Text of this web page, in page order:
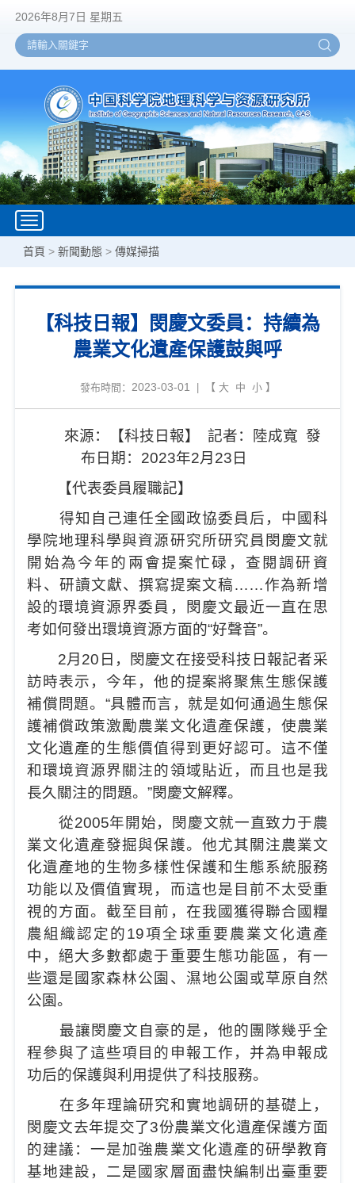
2026年8月7日 星期五
Toggle
navigation
首頁 >新聞動態 >傳媒掃描
【科技日報】閔慶文委員：持續為
農業文化遺產保護鼓與呼
發布時間： 2023-03-01 | 【 大 中 小】
來源： 【科技日報】 記者： 陸成寬 發
布日期： 2023年2月23日
【代表委員履職記】
得知自己連任全國政協委員后，中國科
學院地理科學與資源研究所研究員閔慶文就
開始為今年的兩會提案忙碌，查閱調研資
料、研讀文獻、撰寫提案文稿……作為新增
設的環境資源界委員，閔慶文最近一直在思
考如何發出環境資源方面的“好聲音”。
2月20日，閔慶文在接受科技日報記者采
訪時表示，今年，他的提案將聚焦生態保護
補償問題。“具體而言，就是如何通過生態保
護補償政策激勵農業文化遺產保護，使農業
文化遺產的生態價值得到更好認可。這不僅
和環境資源界關注的領域貼近，而且也是我
長久關注的問題。”閔慶文解釋。
從2005年開始，閔慶文就一直致力于農
業文化遺產發掘與保護。他尤其關注農業文
化遺產地的生物多樣性保護和生態系統服務
功能以及價值實現，而這也是目前不太受重
視的方面。截至目前，在我國獲得聯合國糧
農組織認定的19項全球重要農業文化遺產
中，絕大多數都處于重要生態功能區，有一
些還是國家森林公園、濕地公園或草原自然
公園。
最讓閔慶文自豪的是，他的團隊幾乎全
程參與了這些項目的申報工作，并為申報成
功后的保護與利用提供了科技服務。
在多年理論研究和實地調研的基礎上，
閔慶文去年提交了3份農業文化遺產保護方面
的建議：一是加強農業文化遺產的研學教育
基地建設，二是國家層面盡快編制出臺重要